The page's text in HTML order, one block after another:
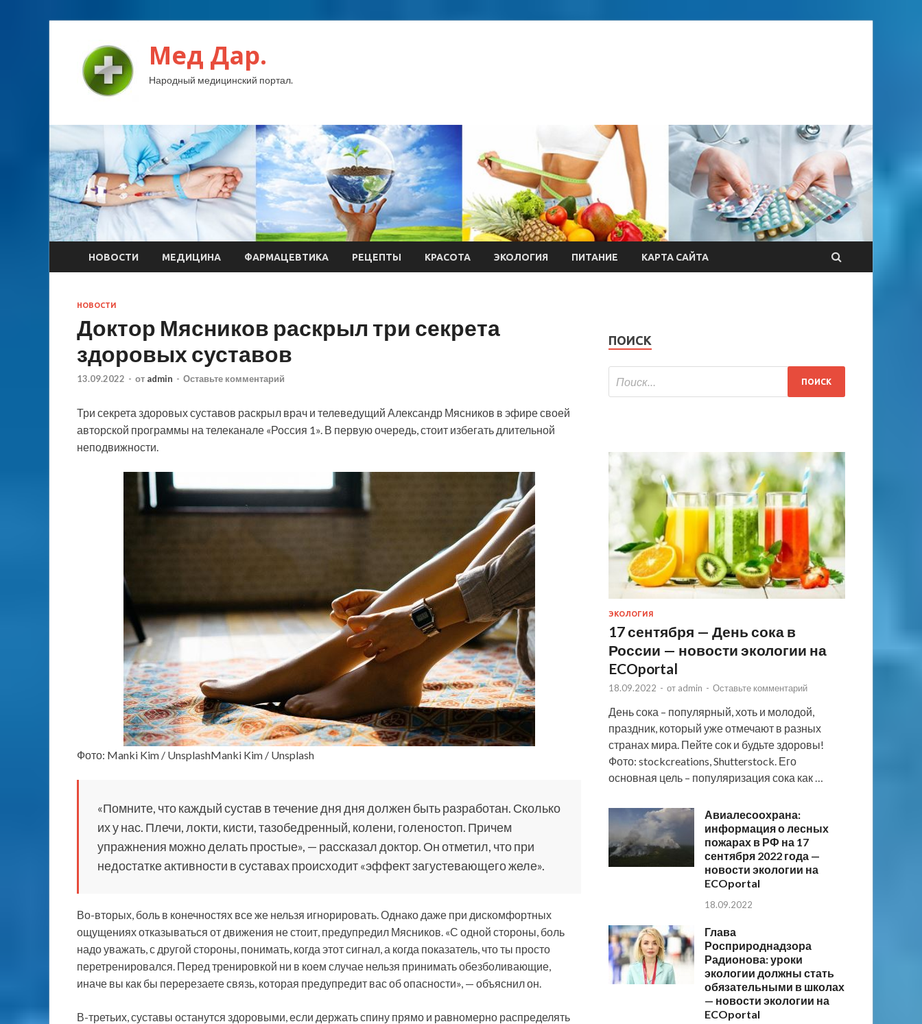
Мед Дар.
Народный медицинский портал.
НОВОСТИ МЕДИЦИНА ФАРМАЦЕВТИКА РЕЦЕПТЫ КРАСОТА ЭКОЛОГИЯ ПИТАНИЕ КАРТА САЙТА
НОВОСТИ
Доктор Мясников раскрыл три секрета
здоровых суставов
13.09.2022 - от admin - Оставьте комментарий
Три секрета здоровых суставов раскрыл врач и телеведущий Александр Мясников в эфире своей
авторской программы на телеканале «Россия 1». В первую очередь, стоит избегать длительной
неподвижности.
Фото: Manki Kim / UnsplashManki Kim / Unsplash
«Помните, что каждый сустав в течение дня дня должен быть разработан. Сколько
их у нас. Плечи, локти, кисти, тазобедренный, колени, голеностоп. Причем
упражнения можно делать простые», — рассказал доктор. Он отметил, что при
недостатке активности в суставах происходит «эффект загустевающего желе».
Во-вторых, боль в конечностях все же нельзя игнорировать. Однако даже при дискомфортных
ощущениях отказываться от движения не стоит, предупредил Мясников. «С одной стороны, боль
надо уважать, с другой стороны, понимать, когда этот сигнал, а когда показатель, что ты просто
перетренировался. Перед тренировкой ни в коем случае нельзя принимать обезболивающие,
иначе вы как бы перерезаете связь, которая предупредит вас об опасности», — объяснил он.
В-третьих, суставы останутся здоровыми, если держать спину прямо и равномерно распределять
ПОИСК
ЭКОЛОГИЯ
17 сентября — День сока в
России — новости экологии на
ECOportal
18.09.2022 - от admin - Оставьте комментарий
День сока – популярный, хоть и молодой,
праздник, который уже отмечают в разных
странах мира. Пейте сок и будьте здоровы!
Фото: stockcreations, Shutterstock. Его
основная цель – популяризация сока как …
Авиалесоохрана:
информация о лесных
пожарах в РФ на 17
сентября 2022 года —
новости экологии на
ECOportal
18.09.2022
Глава
Росприроднадзора
Радионова: уроки
экологии должны стать
обязательными в школах
— новости экологии на
ECOportal